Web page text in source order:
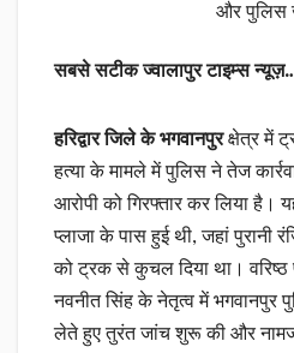
और पुलिस
सबसे सटीक ज्वालापुर टाइम्स
हरिद्वार जिले के भगवानपुरक्षेत्र में
हत्या के मामले में पुलिस ने तेज
आरोपी को गिरफ्तार कर लिया है।
प्लाजा के पास हुई थी, जहां
को ट्रक से कुचल दिया था। वरिष्ठ
नवनीत सिंह के नेतृत्व में भगवानपुर
लेते हुए तुरंत जांच शुरू की और